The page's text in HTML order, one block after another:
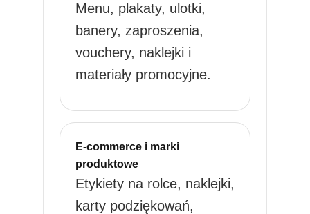
Menu, plakaty, ulotki,
banery, zaproszenia,
vouchery, naklejki i
materiały promocyjne.
E-commerce i marki
produktowe
Etykiety na rolce, naklejki,
karty podziękowań,